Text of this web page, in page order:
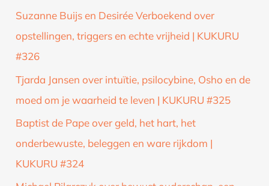
Suzanne Buijs en Desirée Verboekend over
opstellingen, triggers en echte vrijheid | KUKURU
#326
Tjarda Jansen over intuïtie, psilocybine, Osho en de
moed om je waarheid te leven | KUKURU #325
Baptist de Pape over geld, het hart, het
onderbewuste, beleggen en ware rijkdom |
KUKURU #324